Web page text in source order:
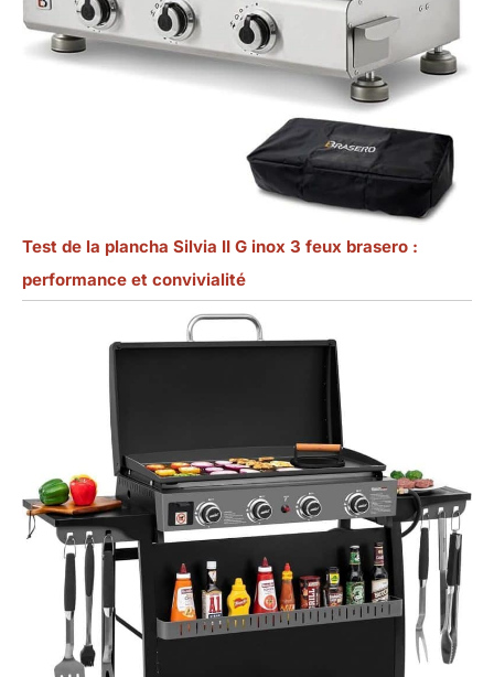
Test de la plancha Silvia II G inox 3 feux brasero :
performance et convivialité